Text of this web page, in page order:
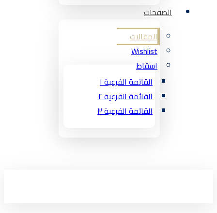
الصفحات
المقالات
Wishlist
اسقاط
القائمة الفرعية ١
القائمة الفرعية ٢
القائمة الفرعية ٣